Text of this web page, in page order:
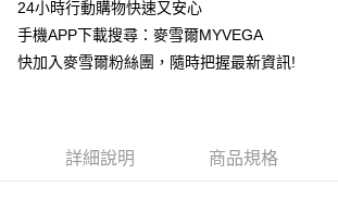
運送方式
全家取貨付款
每筆NT$100，滿NT$599(含以上)免運費
24小時行動購物快速又安心
手機APP下載搜尋：麥雪爾MYVEGA
快加入麥雪爾粉絲團，隨時把握最新資訊!
詳細說明 商品規格